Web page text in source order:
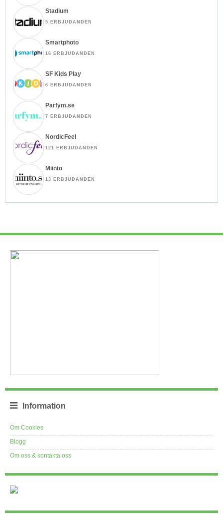
Stadium
5 ERBJUDANDEN
Smartphoto
16 ERBJUDANDEN
SF Kids Play
6 ERBJUDANDEN
Parfym.se
7 ERBJUDANDEN
NordicFeel
121 ERBJUDANDEN
Miinto
13 ERBJUDANDEN
Information
Om Cookies
Blogg
Om oss & kontakta oss